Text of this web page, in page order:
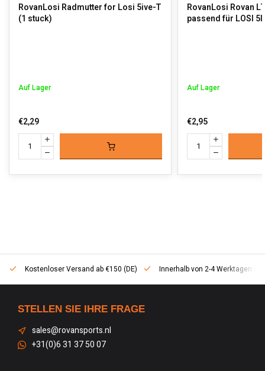
RovanLosi Radmutter for Losi 5ive-T
(1 stuck)
Auf Lager
€2,29
RovanLosi Rovan
passend für LOSI
Auf Lager
€2,95
Kostenloser Versand ab €150 (DE) Innerhalb von 2-4 Werktagen
STELLEN SIE IHRE FRAGE
sales@rovansports.nl
+31(0)6 31 37 50 07